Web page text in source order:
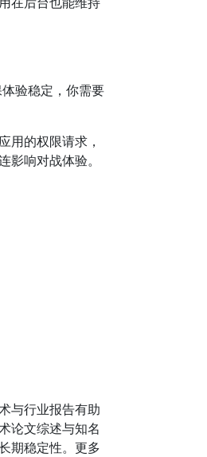
验稳定，你需要
用的权限请求，
响对战体验。
与行业报告有助
论文综述与知名
期稳定性。更多